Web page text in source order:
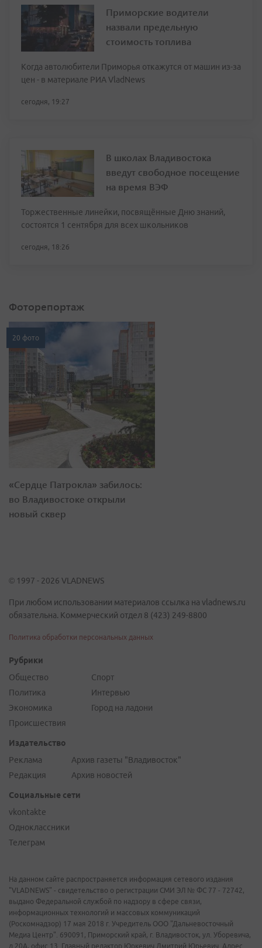
Приморские водители
назвали предельную
стоимость топлива
Когда автолюбители Приморья откажутся от машин из-за
цен - в материале РИА VladNews
сегодня, 19:27
В школах Владивостока
введут свободное посещение
на время ВЭФ
Торжественные линейки, посвящённые Дню знаний,
состоятся 1 сентября для всех школьников
сегодня, 18:26
Фоторепортаж
20 фото
«Сердце Патрокла» забилось:
во Владивостоке открыли
новый сквер
© 1997 - 2026 VLADNEWS
При любом использовании материалов ссылка на vladnews.ru
обязательна. Коммерческий отдел 8 (423) 249-8800
Политика обработки персональных данных
Рубрики
Общество
Политика
Экономика
Происшествия
Спорт
Интервью
Город на ладони
Издательство
Реклама
Редакция
Архив газеты "Владивосток"
Архив новостей
Социальные сети
vkontakte
Одноклассники
Телеграм
На данном сайте распространяется информация сетевого издания
"VLADNEWS" - свидетельство о регистрации СМИ ЭЛ № ФС 77 - 72742,
выдано Федеральной службой по надзору в сфере связи,
информационных технологий и массовых коммуникаций
(Роскомнадзор) 17 мая 2018 г. Учредитель ООО "Дальневосточный
Медиа Центр". 690091, Приморский край, г. Владивосток, ул. Уборевича,
д.20А, офис 13. Главный редактор Юркевич Дмитрий Юрьевич. Адрес